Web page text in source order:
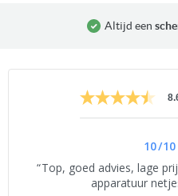
Altijd een
10/10
Top, goed advies, lage
apparatuur